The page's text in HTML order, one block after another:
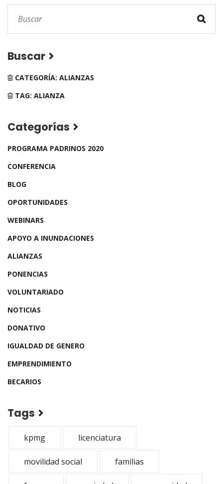
Buscar
CATEGORÍA: ALIANZAS
TAG: ALIANZA
Categorías
PROGRAMA PADRINOS 2020
CONFERENCIA
BLOG
OPORTUNIDADES
WEBINARS
APOYO A INUNDACIONES
ALIANZAS
PONENCIAS
VOLUNTARIADO
NOTICIAS
DONATIVO
IGUALDAD DE GENERO
EMPRENDIMIENTO
BECARIOS
Tags
kpmg licenciatura
movilidad social familias